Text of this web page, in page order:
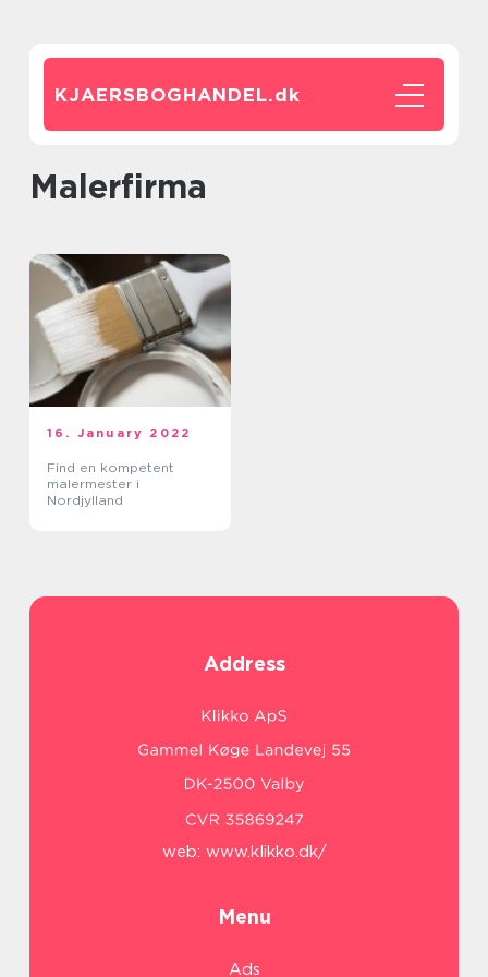
KJAERSBOGHANDEL.dk
malerfirma
16. January 2022
Find en kompetent
malermester i
Nordjylland
Address
web: www.klikko.dk/
Menu
Ads